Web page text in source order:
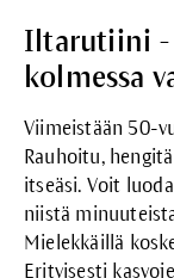
Iltarutiini -
kolmessa
Viimeistään 50-
Rauhoitu,
itseäsi. Voit
niistä
Mielekkäillä
Erityisesti